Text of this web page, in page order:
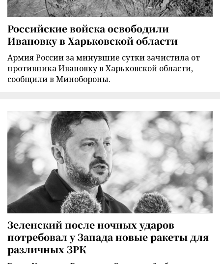
Российские войска освободили
Ивановку в Харьковской области
Армия России за минувшие сутки зачистила от
противника Ивановку в Харьковской области,
сообщили в Минобороны.
Зеленский после ночных ударов
потребовал у Запада новые ракеты для
различных ЗРК